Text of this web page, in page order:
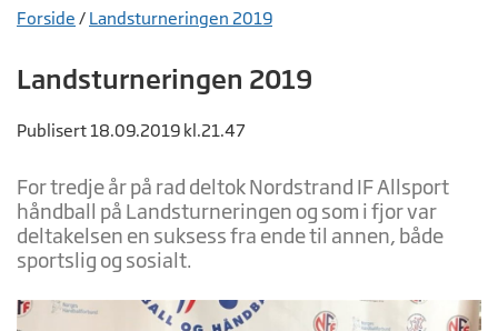
Forside / Landsturneringen 2019
Landsturneringen 2019
Publisert 18.09.2019 kl.21.47
For tredje år på rad deltok Nordstrand IF Allsport
håndball på Landsturneringen og som i fjor var
deltakelsen en suksess fra ende til annen, både
sportslig og sosialt.